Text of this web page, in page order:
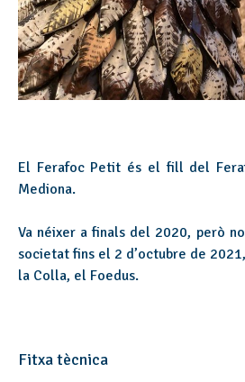
El Ferafoc Petit és el fill del
Mediona.
Va néixer a finals del 2020, però
societat fins el 2 d’octubre de
la Colla, el Foedus.
Fitxa tècnica